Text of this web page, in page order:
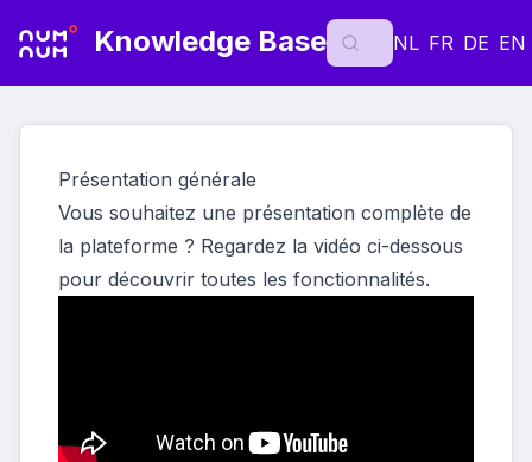
Knowledge Base NL FR DE EN
Présentation générale
Vous souhaitez une présentation complète de
la plateforme ? Regardez la vidéo ci-dessous
pour découvrir toutes les fonctionnalités.